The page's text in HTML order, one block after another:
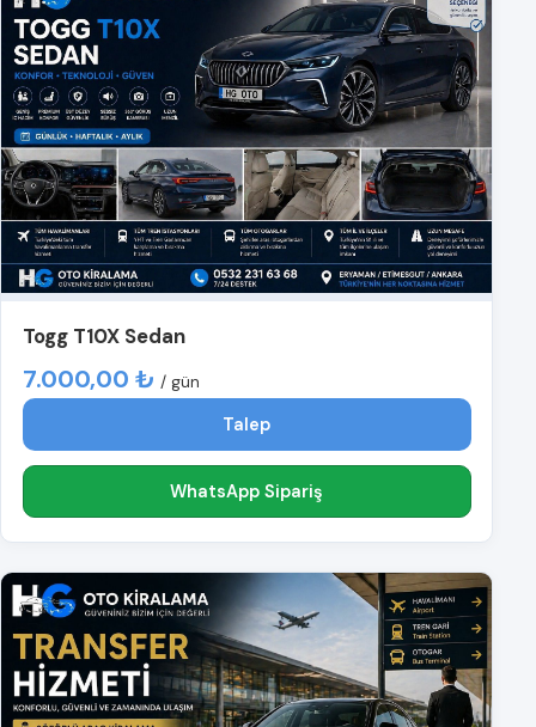
Togg T10X Sedan
7.000,00 ₺ / gün
Talep
WhatsApp Sipariş